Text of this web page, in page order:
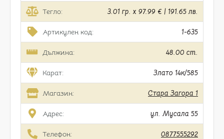
Тегло: 3.01 гр. x 97.99 € | 191.65 лв.
Артикулен код: 1-635
Дължина: 48.00 cm.
Карат: Злато 14к/585
Магазин: Стара Загора 1
Адрес: ул. Мусала 55
Телефон: 0877555292